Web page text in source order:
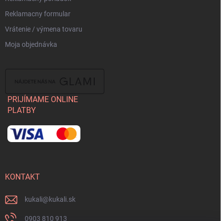
Reklamacny formular
Vrátenie / výmena tovaru
Moja objednávka
PRIJÍMAME ONLINE
PLATBY
KONTAKT
kukali@kukali.sk
0903 810 913